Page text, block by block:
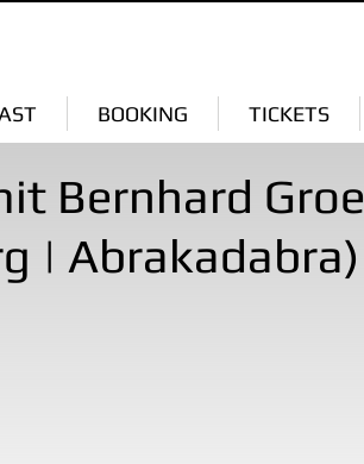
BOOKING TICKETS
Bernhard
| Abrakadabra)